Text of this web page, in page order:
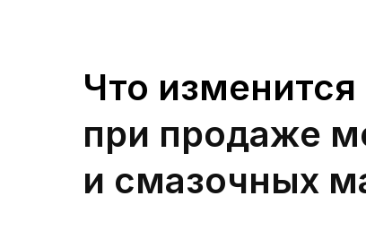
Что изменится
при продаже
и смазочных